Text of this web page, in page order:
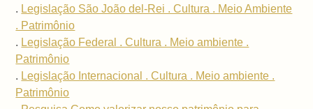
. Legislação São João del-Rei . Cultura . Meio Ambiente
. Patrimônio
. Legislação Federal . Cultura . Meio ambiente .
Patrimônio
. Legislação Internacional . Cultura . Meio ambiente .
Patrimônio